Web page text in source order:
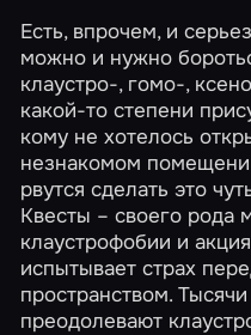
Есть, впрочем, и
можно и нужно
клаустро-, гомо-,
какой-то степени
кому не хотелось
незнакомом
рвутся сделать это
Квесты – своего рода
клаустрофобии и
испытывает страх
пространством.
преодолевают